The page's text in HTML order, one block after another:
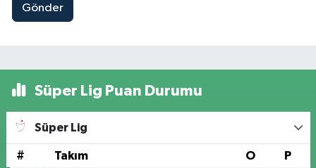
Gönder
Süper Lig Puan Durumu
Süper Lig
# Takım O P